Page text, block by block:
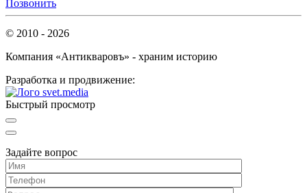
Позвонить
© 2010 - 2026
Компания «Антикваровъ» - храним историю
Разработка и продвижение:
Быстрый просмотр
Задайте вопрос